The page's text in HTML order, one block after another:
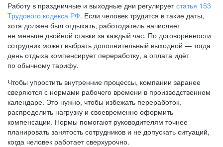
Работу в праздничные и выходные дни регулируетстатья 153
Трудового кодекса РФ. Если человек трудится в такие даты,
хотя должен был отдыхать, работодатель начисляет
не меньше двойной ставки за каждый час. По договорённости
сотрудник может выбрать дополнительный выходной — тогда
день отдыха компенсирует переработку, а оплата идёт
по обычному тарифу.
Чтобы упростить внутренние процессы, компании заранее
сверяются с нормами рабочего времени в производственном
календаре. Это нужно, чтобы избежать переработок,
распределить нагрузку и своевременно оформить
компенсации. Нормы помогают руководителям точнее
планировать занятость сотрудников и не допускать ситуаций,
когда человек работает сверхурочно.